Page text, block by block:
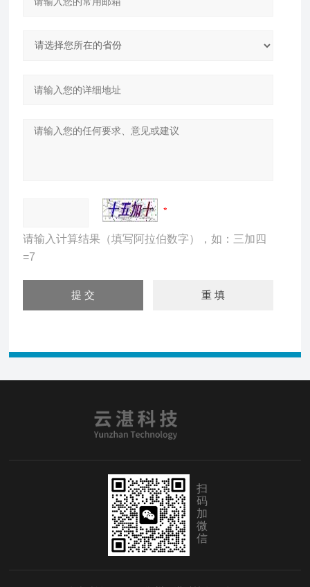
请输入计算结果（填写阿拉伯数字），如：三加四
=7
扫
码
加
微
信